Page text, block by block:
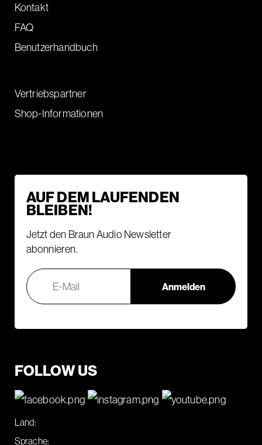
Kontakt
FAQ
Benutzerhandbuch
Vertriebspartner
Shop-Informationen
AUF DEM LAUFENDEN
BLEIBEN!
Jetzt den Braun Audio Newsletter
abonnieren.
FOLLOW US
Land:
Sprache: